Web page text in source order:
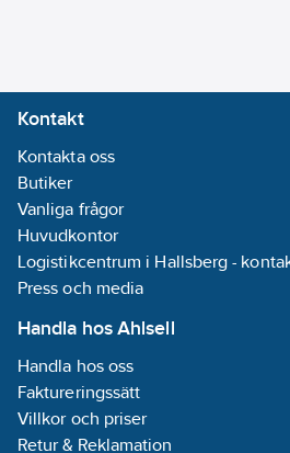
Kontakt
Kontakta oss
Butiker
Vanliga frågor
Huvudkontor
Logistikcentrum i Hallsberg -
Press och media
Handla hos Ahlsell
Handla hos oss
Faktureringssätt
Villkor och priser
Retur & Reklamation